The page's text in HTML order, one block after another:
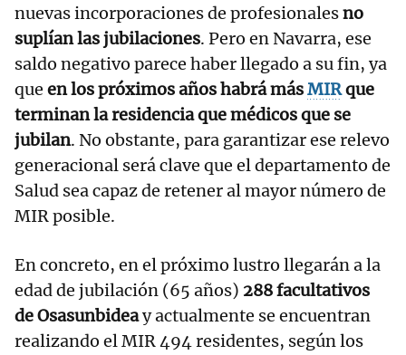
nuevas incorporaciones de profesionalesno
suplían las jubilaciones. Pero en Navarra, ese
saldo negativo parece haber llegado a su fin, ya
que en los próximos años habrá másMIRque
terminan la residencia que médicos que se
jubilan. No obstante, para garantizar ese relevo
generacional será clave que el departamento de
Salud sea capaz de retener al mayor número de
MIR posible.
En concreto, en el próximo lustro llegarán a la
edad de jubilación (65 años) 288 facultativos
de Osasunbideay actualmente se encuentran
realizando el MIR 494 residentes, según los